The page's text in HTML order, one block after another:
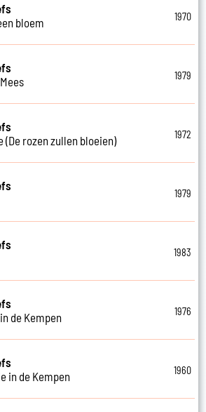
bloem
1970
1979
(De rozen zullen bloeien)
1972
1979
1983
de Kempen
1976
in de Kempen
1960